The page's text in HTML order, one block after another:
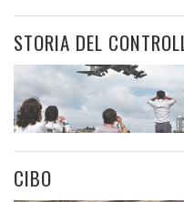
STORIA DEL
CIBO